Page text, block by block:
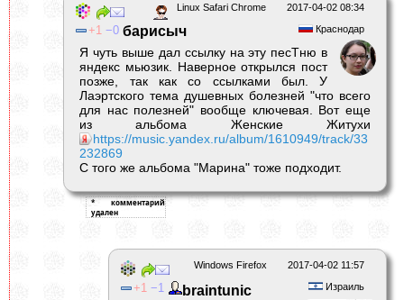
2017-04-02 08:34
Linux Safari Chrome
Краснодар
1 0 барисыч
Я чуть выше дал ссылку на эту песТню в
яндекс мьюзик. Наверное открылся пост
позже, так как со ссылками был. У
Лаэртского тема душевных болезней "что всего
для нас полезней" вообще ключевая. Вот еще
из альбома Женские Житухи
https://music.yandex.ru/album/1610949/track/33
232869
С того же альбома "Марина" тоже подходит.
2017-04-02 11:57
Windows Firefox
Израиль
1 1 braintunic